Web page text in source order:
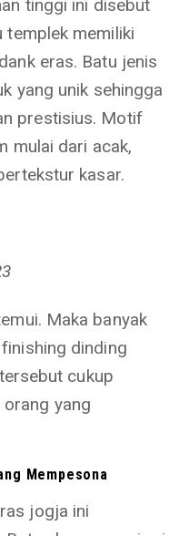
tinggi ini disebut
templek memiliki
eras. Batu jenis
yang unik sehingga
prestisius. Motif
mulai dari acak,
kasar.
Maka banyak
dinding
cukup
yang
Mempesona
jogja ini